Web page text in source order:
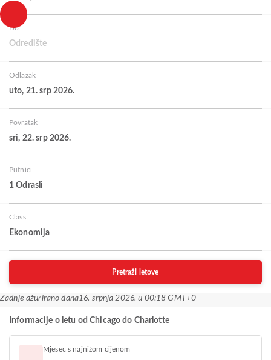
Do
Odredište
Odlazak
uto, 21. srp 2026.
Povratak
sri, 22. srp 2026.
Putnici
1 Odrasli
Class
Ekonomija
Pretraži letove
Zadnje ažurirano dana16. srpnja 2026. u 00:18 GMT+0
Informacije o letu od Chicago do Charlotte
Mjesec s najnižom cijenom